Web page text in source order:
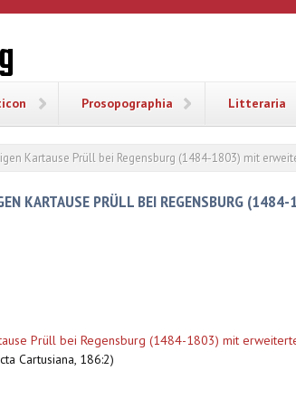
Prosopographia Litteraria
Kartause Prüll bei Regensburg (1484-1803) mit
KARTAUSE PRÜLL BEI REGENSBURG
Prüll bei Regensburg (1484-1803) mit
Cartusiana, 186:2)